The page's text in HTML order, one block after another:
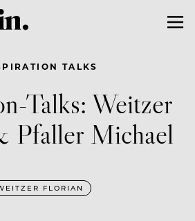
TALKS
Talks: Weitzer
Pfaller Michael
FLORIAN